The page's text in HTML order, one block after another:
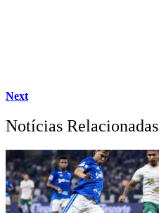
Next
Notícias Relacionadas